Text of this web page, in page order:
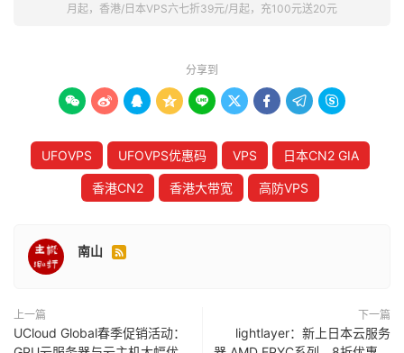
月起，香港/日本VPS六七折39元/月起，充100元送20元
分享到
        
UFOVPS UFOVPS优惠码 VPS 日本CN2 GIA
香港CN2 香港大带宽 高防VPS
南山 
上一篇
UCloud Global春季促销活动：
下一篇
lightlayer：新上日本云服务